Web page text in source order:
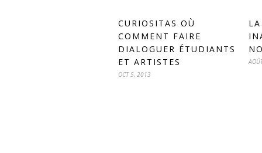
CURIOSITAS OÙ
COMMENT FAIRE
DIALOGUER ÉTUDIANTS
ET ARTISTES
OCT 5, 2013